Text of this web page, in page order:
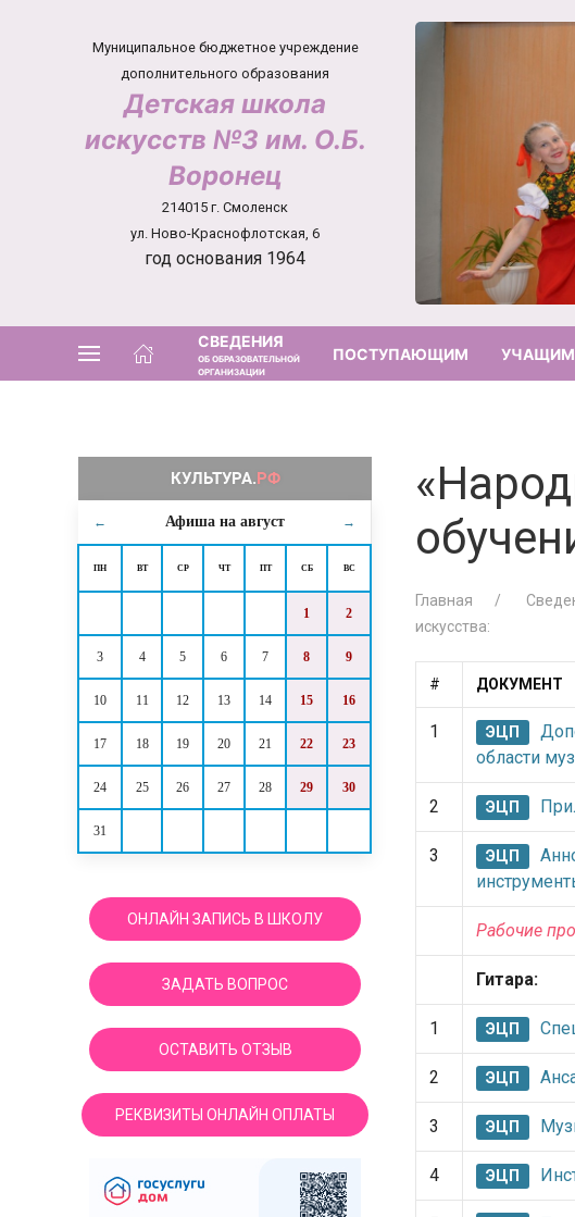
Муниципальное бюджетное учреждение
дополнительного образования
Детская школа
искусств №3 им. О.Б.
Воронец
214015 г. Смоленск
ул. Ново-Краснофлотская, 6
год основания 1964
СВЕДЕНИЯ
ОБ ОБРАЗОВАТЕЛЬНОЙ
ОРГАНИЗАЦИИ
ПОСТУПАЮЩИМ
← Афиша на август →
ПН ВТ СР ЧТ ПТ СБ ВС
1 2
3 4 5 6 7 8 9
10 11 12 13 14 15 16
17 18 19 20 21 22 23
24 25 26 27 28 29 30
31
ОНЛАЙН ЗАПИСЬ В ШКОЛУ
ЗАДАТЬ ВОПРОС
ОСТАВИТЬ ОТЗЫВ
РЕКВИЗИТЫ ОНЛАЙН ОПЛАТЫ
Главная
искусства:
# ДОКУМЕНТ
1 ЭЦП
области
2 ЭЦП
3 ЭЦП
Рабочие
Гитара:
1 ЭЦП
2 ЭЦП
3 ЭЦП
4 ЭЦП